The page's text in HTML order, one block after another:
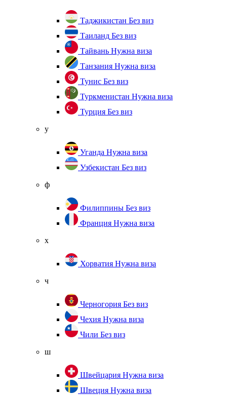
Таджикистан Без виз
Таиланд Без виз
Тайвань Нужна виза
Танзания Нужна виза
Тунис Без виз
Туркменистан Нужна виза
Турция Без виз
у
Уганда Нужна виза
Узбекистан Без виз
ф
Филиппины Без виз
Франция Нужна виза
х
Хорватия Нужна виза
ч
Черногория Без виз
Чехия Нужна виза
Чили Без виз
ш
Швейцария Нужна виза
Швеция Нужна виза